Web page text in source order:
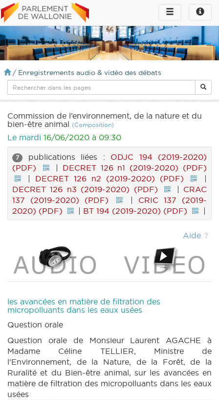
Toggle
infos
Toggle
navigation
/ Enregistrements audio & vidéo des débats
Commission de l’environnement, de la nature et du
bien-être animal (Composition)
Le mardi 16/06/2020 à 09:30
7 publications liées : ODJC 194 (2019-2020)
(PDF)
| DECRET 126 n1 (2019-2020) (PDF)
| DECRET 126 n2 (2019-2020) (PDF)
|
DECRET 126 n3 (2019-2020) (PDF)
| CRAC
137 (2019-2020) (PDF)
| CRIC 137 (2019-
2020) (PDF)
| BT 194 (2019-2020) (PDF) |
Aide
les avancées en matière de filtration des
micropolluants dans les eaux usées
Question orale
Question orale de Monsieur Laurent AGACHE à
Madame Céline TELLIER, Ministre de
l'Environnement, de la Nature, de la Forêt, de la
Ruralité et du Bien-être animal, sur les avancées en
matière de filtration des micropolluants dans les eaux
usées